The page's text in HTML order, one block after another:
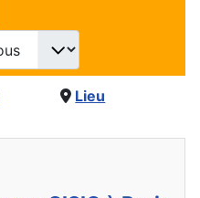
Lieu